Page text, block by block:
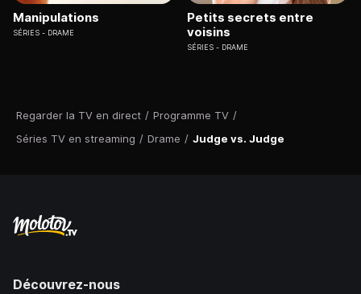
Regarder la TV en direct / Programme TV /
Séries TV en streaming / Drame / Judge vs. Judge
Manipulations
SÉRIES DRAME
Petits secrets entre
voisins
SÉRIES DRAME
Découvrez-nous